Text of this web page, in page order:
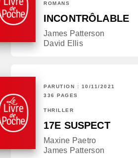
ROMANS
INCONTRÔLABLE
James Patterson
David Ellis
PARUTION : 10/11/2021
336 PAGES
THRILLER
17E SUSPECT
Maxine Paetro
James Patterson